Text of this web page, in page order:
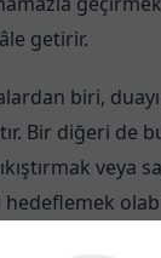
getirir.
biri,
Bir diğeri de
veya